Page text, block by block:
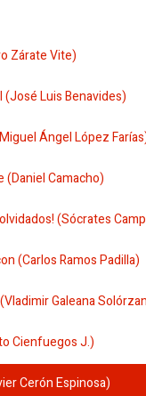
Zárate Vite)
(José Luis Benavides)
Ángel López
Camacho)
(Sócrates
(Carlos Ramos Padilla)
Galeana
Cienfuegos J.)
Cerón Espinosa)